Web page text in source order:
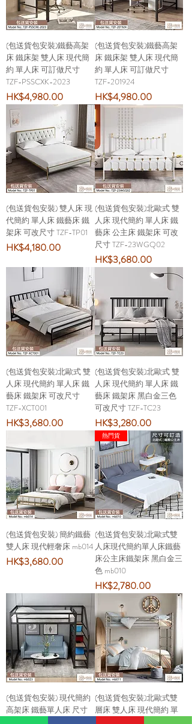
(包送貨包安裝)鐵藝高架
床 鐵床架 雙人床 現代簡
約 單人床 可訂做尺寸
TZF-PSSCXK-2023
價格
HK$4,980.00
(包送貨包安裝)鐵藝高架
床 鐵床架 雙人床 現代簡
約 單人床 可訂做尺寸
TZF-201924
價格
HK$4,980.00
(包送貨包安裝) 雙人床 現
代簡約 單人床 鐵藝床 鐵
架床 可改尺寸 TZF-TP01
價格
HK$4,180.00
(包送貨包安裝)北歐式 雙
人床 現代簡約 單人床 鐵
藝床 公主床 鐵架床 可改
尺寸 TZF-23WGQ02
價格
HK$3,680.00
(包送貨包安裝)北歐式 雙
人床 現代簡約 單人床 鐵
藝床 鐵架床 可改尺寸
TZF-XCT001
價格
HK$3,680.00
(包送貨包安裝)北歐式 雙
人床 現代簡約 單人床 鐵
藝床 鐵架床 黑白金三色
可改尺寸 TZF-TC23
價格
HK$3,280.00
(包送貨包安裝) 簡約鐵藝
雙人床 現代輕奢床 mb014
價格
HK$3,680.00
熱門貨
(包送貨包安裝)北歐式雙
人床現代簡約單人床鐵藝
床公主床鐵架床 黑白金三
色 mb010
價格
HK$2,780.00
(包送貨包安裝) 現代簡約
高架床 鐵藝單人床 尺寸
(包送貨包安裝)北歐式雙
層床 雙人床 現代簡約 單